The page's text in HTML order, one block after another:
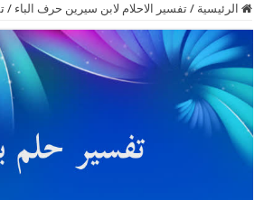
الرئيسية / تفسير الاحلام لابن سيرين حرف الباء /